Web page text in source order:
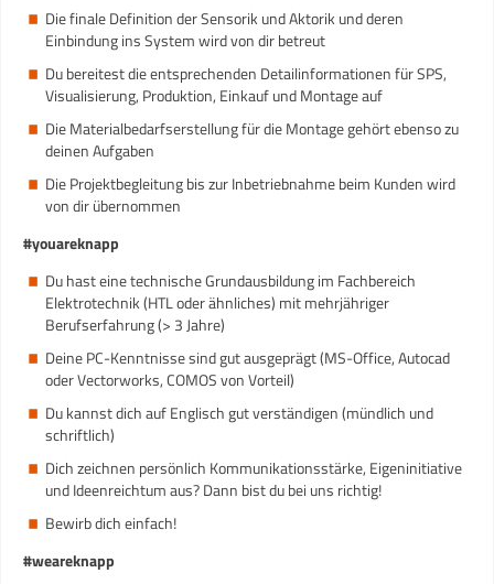
Die finale Definition der Sensorik und Aktorik und deren
Einbindung ins System wird von dir betreut
Du bereitest die entsprechenden Detailinformationen für SPS,
Visualisierung, Produktion, Einkauf und Montage auf
Die Materialbedarfserstellung für die Montage gehört ebenso zu
deinen Aufgaben
Die Projektbegleitung bis zur Inbetriebnahme beim Kunden wird
von dir übernommen
#youareknapp
Du hast eine technische Grundausbildung im Fachbereich
Elektrotechnik (HTL oder ähnliches) mit mehrjähriger
Berufserfahrung (> 3 Jahre)
Deine PC-Kenntnisse sind gut ausgeprägt (MS-Office, Autocad
oder Vectorworks, COMOS von Vorteil)
Du kannst dich auf Englisch gut verständigen (mündlich und
schriftlich)
Dich zeichnen persönlich Kommunikationsstärke, Eigeninitiative
und Ideenreichtum aus? Dann bist du bei uns richtig!
Bewirb dich einfach!
#weareknapp